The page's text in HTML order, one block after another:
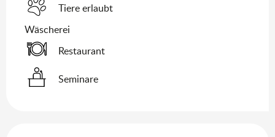
Tiere erlaubt
Wäscherei
Restaurant
Seminare